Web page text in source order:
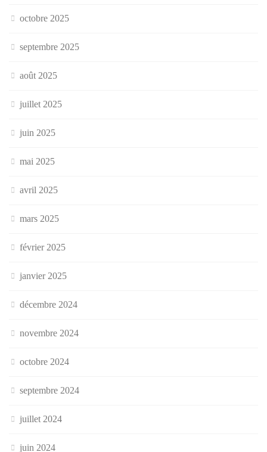
octobre 2025
septembre 2025
août 2025
juillet 2025
juin 2025
mai 2025
avril 2025
mars 2025
février 2025
janvier 2025
décembre 2024
novembre 2024
octobre 2024
septembre 2024
juillet 2024
juin 2024